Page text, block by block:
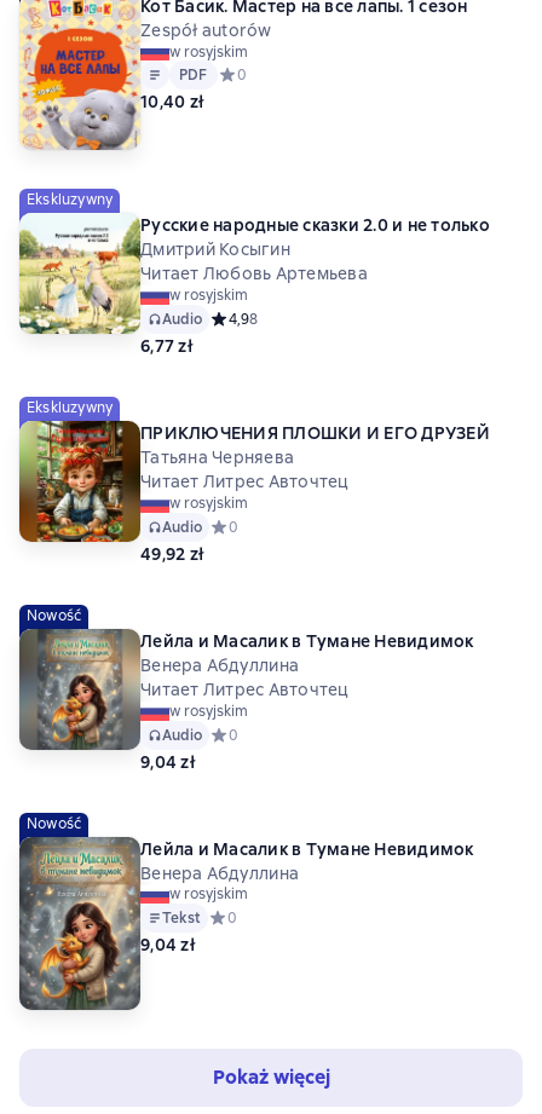
Кот Басик. Мастер на все лапы. 1 сезон
Zespół autorów
w rosyjskim
Tekst
PDF
PDF Средний рейтинг 0 на основе 0 оценок
0
10,40 zł
Ekskluzywny
Русские народные сказки 2.0 и не только
Дмитрий Косыгин
Читает Любовь Артемьева
w rosyjskim
Audio Средний рейтинг 4,9 на основе 8 оценок
4,98
6,77 zł
Ekskluzywny
ПРИКЛЮЧЕНИЯ ПЛОШКИ И ЕГО ДРУЗЕЙ
Татьяна Черняева
Читает Литрес Авточтец
w rosyjskim
Audio Средний рейтинг 0 на основе 0 оценок
0
49,92 zł
Nowość
Лейла и Масалик в Тумане Невидимок
Венера Абдуллина
Читает Литрес Авточтец
w rosyjskim
Audio Средний рейтинг 0 на основе 0 оценок
0
9,04 zł
Nowość
Лейла и Масалик в Тумане Невидимок
Венера Абдуллина
w rosyjskim
Tekst Средний рейтинг 0 на основе 0 оценок
0
9,04 zł
Pokaż więcej